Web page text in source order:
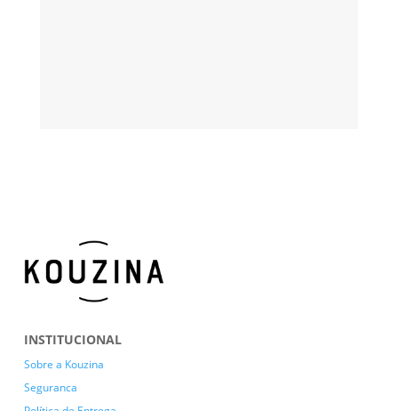
INSTITUCIONAL
Sobre a Kouzina
Seguranca